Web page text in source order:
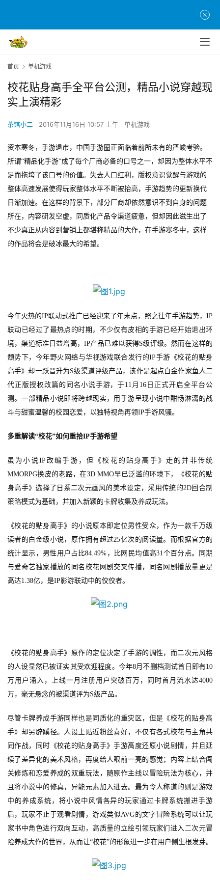
茶
原
创
戏
业
界
手
机
游
戏
单
机
首页 单机游戏
校花贴身高手全平台公测，精品小说穿越现
实上演精彩
茶馆小二 2016年11月16日 10:57 上午 单机游戏
资本寒冬，手游退市，中国手游圈正面临着前所未有的严峻考验。
所谓“精品化手游”成了每个厂商必备的口号之一，却因为整体水平不
足而拖垮了该口号的价值。失去人口红利，版权意识觉醒与游戏的
整体高速发展使得玩家整体水平不断被抬高，手游趋势的更新换代
日渐加速。在这样的背景下，部分厂商却依然意识不到自身的问题
所在，内容研发空虚，同质化产品令渠道疲惫，但却因此滋生出了
不少真正从内容到营销上都堪称精品的大作，在手游寒冬中，这样
的作品将会是破冰最大的希望。
今年火热的IP联动式推广已经迎来了年末点，照之往年手游趋势，IP
联动已经过了最热点的时期，不少仅有皮相的手游已经开始退出环
境，渠道标准日益增高，IP产品已难以获得S级评级。然而在这样的
颓势下，今年野火网络与华视游戏联合发行的IP手游《校花的贴身
高手》却一跃晋升为S级渠道评级产品，该作是起点白金作家鱼人二
代正版授权改篇的同名小说手游，于11月16日正式开启全平台公
测。一部精品小说即将跨越现实，用手游呈现小说中酣畅淋漓的战
斗与甜蜜温馨的校园恋爱，以独特视角再领IP手游风骚。
多重解读“校花”如何重拾IP手游希望
虽为小说IP改编手游，但《校花的贴身高手》走的并非传统
MMORPG换皮的老路，在3D MMO早已泛滥的环境下，《校花的贴
身高手》选择了日系二次元画风的美术设定，采用传统的2D回合制
策略模式为基础，并加入新颖的卡牌收集及养成玩法。
《校花的贴身高手》的小说原本即定位男性受众，作为一款千万级
读者的白金级小说，原作拥有超过25亿次的阅读量。而根据官方的
统计显示，男性用户占比84.49%，比网民均值高31个百分点。同期
与爱奇艺独家播放的同名校花网剧交叉传播， 同名网剧播放量更是
高达1.38亿 ，是IP影游联动中的佼佼者。
《校花的贴身高手》原作的定位决定了手游的调性，而二次元风格
的人设显然已被证实其受欢迎程度。今年8月不删档测试首日 即有10
万用户涌入，
上线一月注册用户突破百万 ，同时首月流水达4000
万，毫无悬念的被渠道评为S级产品。
尽管卡牌养成手游同样也是同质化的重灾区，但是《校花的贴身高
手》却另辟蹊径。人设上贴近粉丝喜好，不仅有各式校花与主角共
同作战，同时《校花的贴身高手》手游高度还原小说剧情，并且延
续了差异化的美术风格，再度给人眼前一亮的感觉；内容上结合闯
关修炼和恋爱养成的 双重玩法 ，随原作主线以冒险玩法为核心，并
且将小说中的修真，异能元素加入进去。 最为令人称道的则是游戏
中的养成系统，将小说中风情各异的玩家通过卡牌系统搬进手游
后，玩家不止于观看剧情，游戏类似AVG的文字冒险系统可以让玩
家书中角色进行双向互动，高质量的立绘引领玩家们进入二次元冒
险养成大作的世界，从而让“校花”的形象进一步在用户侧生根发芽。